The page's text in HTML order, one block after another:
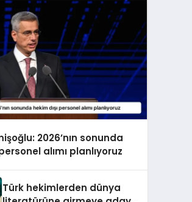
2026’nın sonunda
alımı planlıyoruz
Türk hekimlerden dünya